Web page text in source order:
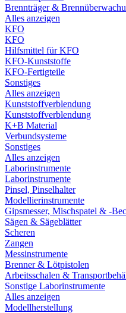
Brennträger &
Alles anzeigen
KFO
KFO
Hilfsmittel für KFO
KFO-Kunststoffe
KFO-Fertigteile
Sonstiges
Alles anzeigen
Kunststoffverblendung
Kunststoffverblendung
K+B Material
Verbundsysteme
Sonstiges
Alles anzeigen
Laborinstrumente
Laborinstrumente
Pinsel, Pinselhalter
Modellierinstrumente
Gipsmesser, Mischspatel & -
Sägen & Sägeblätter
Scheren
Zangen
Messinstrumente
Brenner & Lötpistolen
Arbeitsschalen &
Sonstige Laborinstrumente
Alles anzeigen
Modellherstellung